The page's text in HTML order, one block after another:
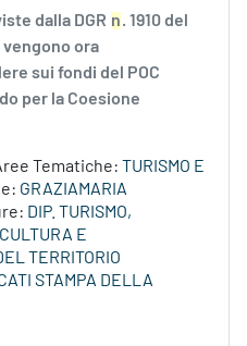
dalla DGR n. 1910 del
vengono ora
sui fondi del POC
per la Coesione
Tematiche: TURISMO E
GRAZIAMARIA
DIP. TURISMO,
E
TERRITORIO
STAMPA DELLA